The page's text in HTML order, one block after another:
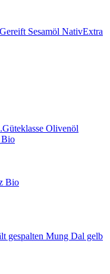
Sesamöl NativExtra
Olivenöl
Bio
Bio
Mung Dal gelb